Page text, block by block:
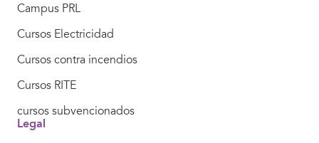
Campus PRL
Cursos Electricidad
Cursos contra incendios
Cursos RITE
cursos subvencionados
Legal